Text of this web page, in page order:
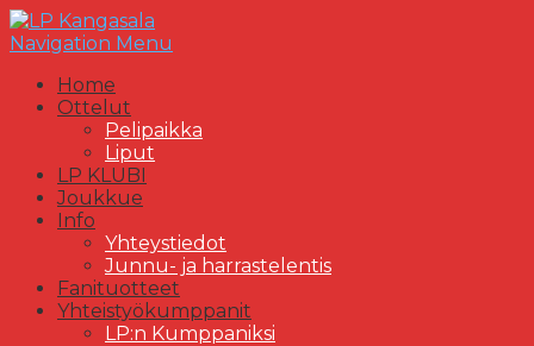
Navigation Menu
Home
Ottelut
Pelipaikka
Liput
LP KLUBI
Joukkue
Info
Yhteystiedot
Junnu- ja harrastelentis
Fanituotteet
Yhteistyökumppanit
LP:n Kumppaniksi